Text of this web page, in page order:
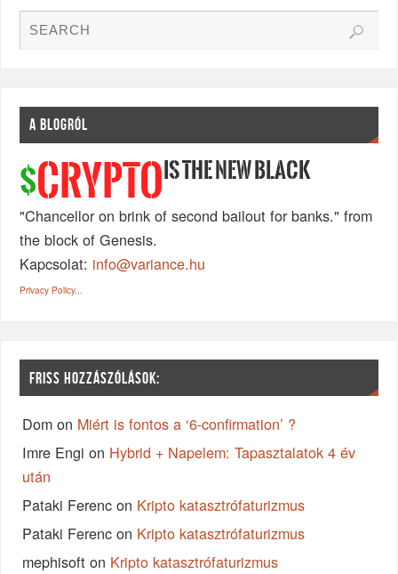
A BLOGRÓL
$CRYPTO IS THE NEW BLACK
"Chancellor on brink of second bailout for banks." from
the block of Genesis.
Kapcsolat: info@variance.hu
Privacy Policy...
FRISS HOZZÁSZÓLÁSOK:
Dom on Miért is fontos a ‘6-confirmation’ ?
Imre Engi on Hybrid + Napelem: Tapasztalatok 4 év
után
Pataki Ferenc on Kripto katasztrófaturizmus
Pataki Ferenc on Kripto katasztrófaturizmus
mephisoft on Kripto katasztrófaturizmus